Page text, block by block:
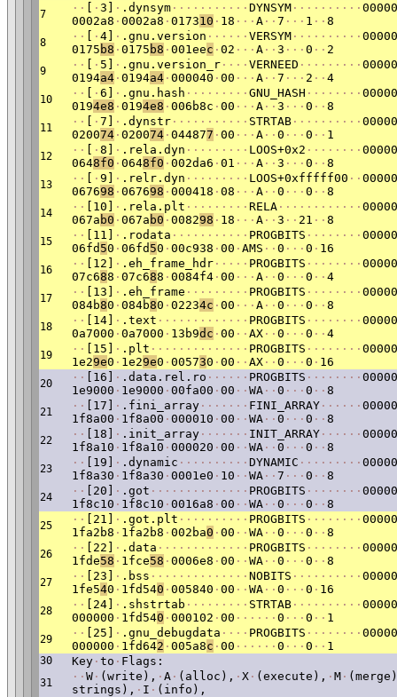
7 · · · 3] · .dynsym · · · · · · · · · · · DYNSYM · · · · · · · · · ·
0002a8 · 0002a8 · 017310 · 18 · · · A · · 7 · · · 1 · · 8
8 · · · 4] · .gnu.version · · · · · · VERSYM · · · · · · · · · ·
0175 b8 · 0175 b8 · 001eec · 02 · · · A · · 3 · · · 0 · · 2
9 · · · 5] · .gnu.version_r · · · · VERNEED · · · · · · · · ·
0194a4 · 0194a4 · 000040 · 00 · · · A · · 7 · · · 2 · · 4
10 · · · 6] · .gnu.hash · · · · · · · · · GNU_HASH · · · · · · · ·
0194e8 · 0194e8 · 006b8c · 00 · · · A · · 3 · · · 0 · · 8
11 · · · 7] · .dynstr · · · · · · · · · · · STRTAB · · · · · · · · · ·
020074 · 020074 · 044877 · 00 · · · A · · 0 · · · 0 · · 1
12 · · · 8] · .rela.dyn · · · · · · · · · LOOS+0x2 · · · · · · · ·
0648f0 · 0648f0 · 002da6 · 01 · · · A · · 3 · · · 0 · · 8
13 · · · 9] · .relr.dyn · · · · · · · · · LOOS+0xfffff00 · ·
067698 · 067698 · 000418 · 08 · · · A · · 0 · · · 0 · · 8
14 · · [10] · .rela.plt · · · · · · · · · RELA · · · · · · · · · · · ·
067a b0 · 067a b0 · 008298 · 18 · · · A · · 3 · · 21 · · 8
15 · · [11] · .rodata · · · · · · · · · · · PROGBITS · · · · · · · ·
06fd 50 · 06fd 50 · 00c938 · 00 · AMS · · 0 · · · 0 · 16
16 · · [12] · .eh_frame_hdr · · · · · PROGBITS · · · · · · · ·
07c688 · 07c688 · 0084f4 · 00 · · · A · · 0 · · · 0 · · 4
17 · · [13] · .eh_frame · · · · · · · · · PROGBITS · · · · · · · ·
084b80 · 084b80 · 02234c · 00 · · · A · · 0 · · · 0 · · 8
18 · · [14] · .text · · · · · · · · · · · · · PROGBITS · · · · · · · ·
0a7000 · 0a7000 · 13b9dc · 00 · · AX · · 0 · · · 0 · · 4
19 · · [15] · .plt · · · · · · · · · · · · · · PROGBITS · · · · · · · ·
1e29e0 · 1e29e0 · 005730 · 00 · · AX · · 0 · · · 0 · 16
20 · · [16] · .data.rel.ro · · · · · · PROGBITS · · · · · · · ·
1e9000 · 1e9000 · 00fa00 · 00 · · WA · · 0 · · · 0 · · 8
21 · · [17] · .fini_array · · · · · · · FINI_ARRAY · · · · · ·
1f8a00 · 1f8a00 · 000010 · 00 · · WA · · 0 · · · 0 · · 8
22 · · [18] · .init_array · · · · · · · INIT_ARRAY · · · · · ·
1f8a10 · 1f8a10 · 000020 · 00 · · WA · · 0 · · · 0 · · 8
23 · · [19] · .dynamic · · · · · · · · · · DYNAMIC · · · · · · · · ·
1f8a30 · 1f8a30 · 0001e0 · 10 · · WA · · 7 · · · 0 · · 8
24 · · [20] · .got · · · · · · · · · · · · · · PROGBITS · · · · · · · ·
1f8c10 · 1f8c10 · 0016a8 · 00 · · WA · · 0 · · · 0 · · 8
25 · · [21] · .got.plt · · · · · · · · · · PROGBITS · · · · · · · ·
1fa2b8 · 1fa2b8 · 002ba0 · 00 · · WA · · 0 · · · 0 · · 8
26 · · [22] · .data · · · · · · · · · · · · · PROGBITS · · · · · · · ·
1fde58 · 1fce58 · 0006e8 · 00 · · WA · · 0 · · · 0 · · 8
27 · · [23] · .bss · · · · · · · · · · · · · · NOBITS · · · · · · · · · ·
1fe540 · 1fd540 · 005840 · 00 · · WA · · 0 · · · 0 · 16
28 · · [24] · .shstrtab · · · · · · · · · STRTAB · · · · · · · · · ·
000000 · 1fd540 · 000102 · 00 · · · · · · 0 · · · 0 · · 1
29 · · [25] · .gnu_debugdata · · · · PROGBITS · · · · · · · ·
000000 · 1fd642 · 005a8c · 00 · · · · · · 0 · · · 0 · · 1
30 Key · to · Flags:
31 · · W · (write), · A · (alloc), · X · (execute), · M ·
strings), · I · (info),